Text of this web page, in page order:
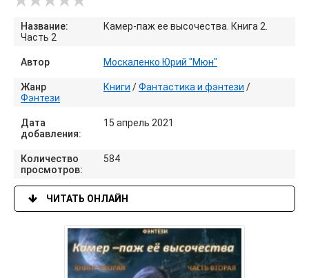
Название:
Камер-паж ее высочества. Книга 2.
Часть 2
Автор Москаленко Юрий "Мюн"
Жанр Книги /Фантастика и фэнтези /
Фэнтези
Дата
добавления:
15 апрель 2021
Количество
просмотров:
584
ЧИТАТЬ ОНЛАЙН